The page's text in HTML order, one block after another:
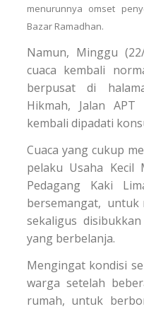
menurunnya omset
Bazar Ramadhan.
Namun, Minggu
cuaca kembali
berpusat di
Hikmah, Jalan
kembali dipadati
Cuaca yang cukup
pelaku Usaha Kecil
Pedagang Kaki
bersemangat, untuk
sekaligus
yang berbelanja.
Mengingat kondisi
warga setelah
rumah, untuk